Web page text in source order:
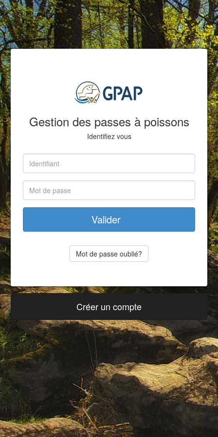
PC
Gestion des passes à poissons
Identifiez vous
Valider
Mot de passe oublié?
Créer un compte